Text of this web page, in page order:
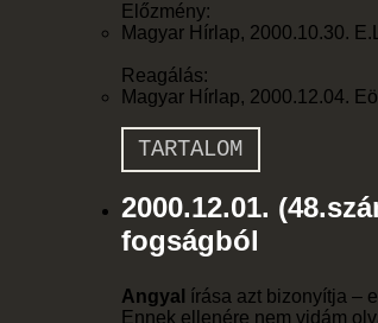
Előzmény:
Magyar Hírlap, 2000.10.30.
Reagálás:
Magyar Hírlap, 2000.12.04.
TARTALOM
2000.12.01.
fogságból
Angyal írása azt bizonyítja –
Ennek ellenére nem vidám